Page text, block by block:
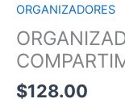
ORGANIZADORES
$128.00